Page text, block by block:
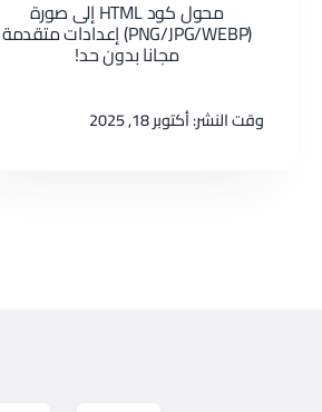
محول كود HTML إلى صورة
(PNG/JPG/WEBP) إعدادات متقدمة
مجانا بدون حد!
وقت النشر: أكتوبر 18, 2025